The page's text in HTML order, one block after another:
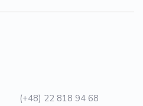
(+48) 22 818 94 68